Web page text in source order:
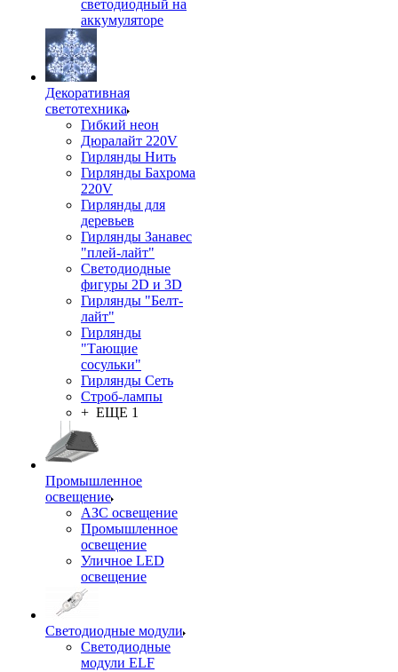
светодиодный на
аккумуляторе
Декоративная
светотехника
Гибкий неон
Дюралайт 220V
Гирлянды Нить
Гирлянды Бахрома
220V
Гирлянды для
деревьев
Гирлянды Занавес
"плей-лайт"
Светодиодные
фигуры 2D и 3D
Гирлянды "Белт-
лайт"
Гирлянды
"Тающие
сосульки"
Гирлянды Сеть
Строб-лампы
+ ЕЩЕ 1
Промышленное
освещение
АЗС освещение
Промышленное
освещение
Уличное LED
освещение
Светодиодные модули
Светодиодные
модули ELF